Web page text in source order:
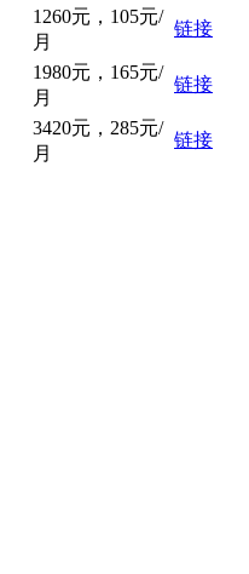
1260元，105元/
月
链接
1980元，165元/
月
链接
3420元，285元/
月
链接